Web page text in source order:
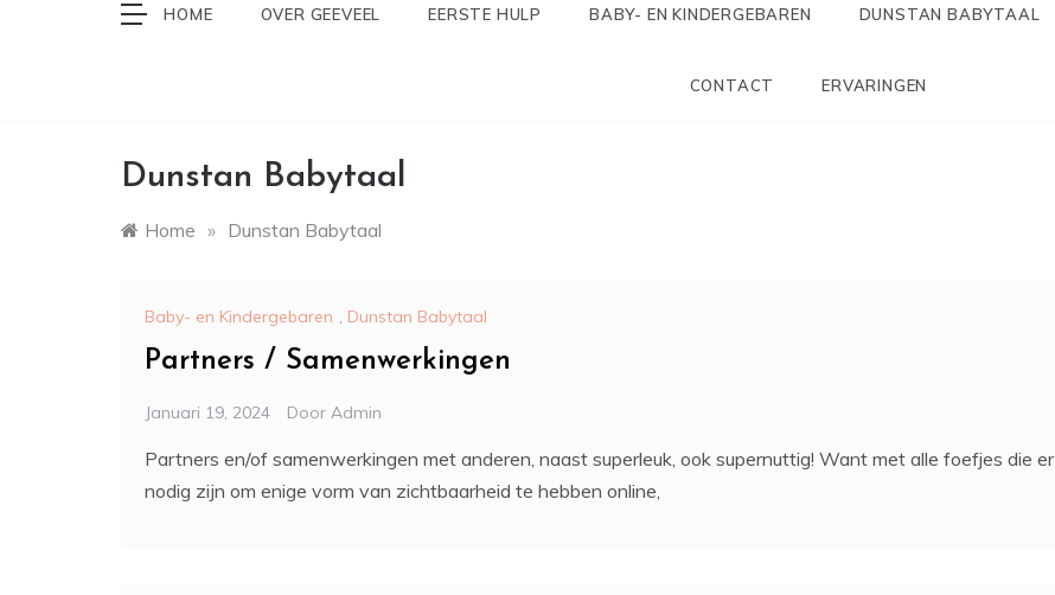
HOME OVER GEEVEEL EERSTE HULP BABY- EN KINDERGEBAREN DUNSTAN BABYTAAL
CONTACT ERVARINGEN
Dunstan Babytaal
Home » Dunstan Babytaal
Baby- en Kindergebaren , Dunstan Babytaal
Partners / Samenwerkingen
Januari 19, 2024 Door Admin
Partners en/of samenwerkingen met anderen, naast superleuk, ook supernuttig! Want met alle foefjes die er
nodig zijn om enige vorm van zichtbaarheid te hebben online,